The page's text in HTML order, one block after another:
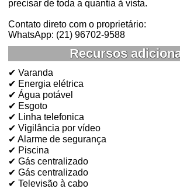
precisar de toda a quantia à vista.
Contato direto com o proprietário:
WhatsApp: (21) 96702-9588
Recursos
✔ Varanda
✔ Energia elétrica
✔ Água potável
✔ Esgoto
✔ Linha telefonica
✔ Vigilância por vídeo
✔ Alarme de segurança
✔ Piscina
✔ Gás centralizado
✔ Gás centralizado
✔ Televisão à cabo